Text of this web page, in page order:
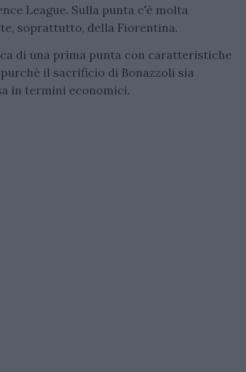
League. Sulla punta c'è molta
soprattutto, della Fiorentina.
di una prima punta con caratteristiche
il sacrificio di Bonazzoli sia
in termini economici.